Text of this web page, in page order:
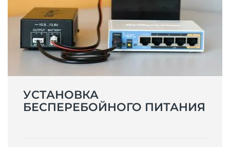
УСТАНОВКА
БЕСПЕРЕБОЙНОГО ПИТАНИЯ